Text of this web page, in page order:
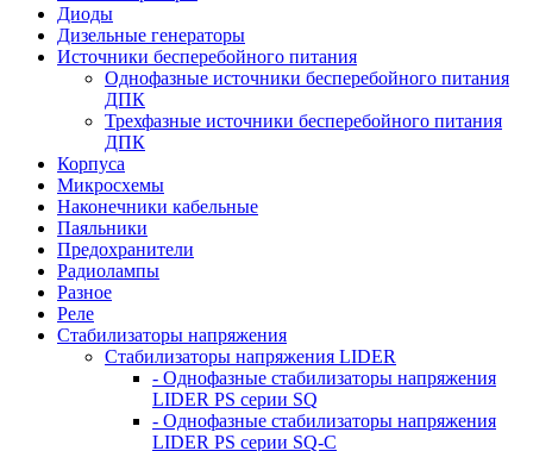
Диоды
Дизельные генераторы
Источники бесперебойного питания
Однофазные источники бесперебойного питания
ДПК
Трехфазные источники бесперебойного питания
ДПК
Корпуса
Микросхемы
Наконечники кабельные
Паяльники
Предохранители
Радиолампы
Разное
Реле
Стабилизаторы напряжения
Стабилизаторы напряжения LIDER
- Однофазные стабилизаторы напряжения
LIDER PS серии SQ
- Однофазные стабилизаторы напряжения
LIDER PS серии SQ-C